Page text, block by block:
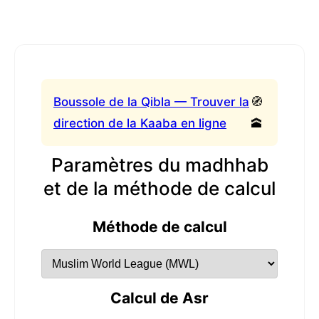
Boussole de la Qibla — Trouver la
direction de la Kaaba en ligne
🧭
🕋
Paramètres du madhhab
et de la méthode de calcul
Méthode de calcul
Calcul de Asr